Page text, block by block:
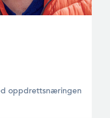
oppdrettsnæringen